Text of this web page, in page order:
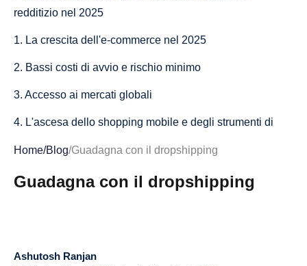
redditizio nel 2025
1. La crescita dell'e-commerce nel 2025
2. Bassi costi di avvio e rischio minimo
3. Accesso ai mercati globali
4. L'ascesa dello shopping mobile e degli strumenti di
3. Costruisci il tuo negozio online
Home/Blog/Guadagna con il dropshipping
Guadagna con il dropshipping
Ashutosh Ranjan